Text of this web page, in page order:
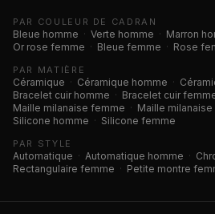
PAR COULEUR DE CADRAN
Bleue homme · Verte homme · Marron
Or rose femme · Bleue femme · Rose
PAR MATIÈRE
Céramique · Céramique homme ·
Bracelet cuir homme · Bracelet cuir
Maille milanaise femme · Maille
Silicone homme · Silicone femme
PAR STYLE
Automatique · Automatique homme ·
Rectangulaire femme · Petite montre